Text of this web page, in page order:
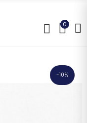
0
-10%